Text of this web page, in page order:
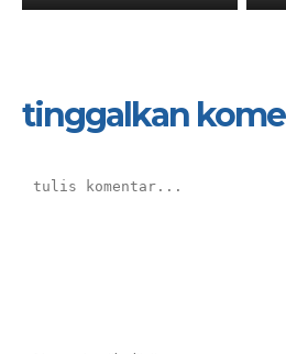
tinggalkan